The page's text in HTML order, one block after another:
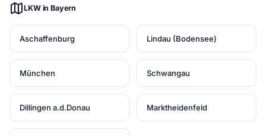
LKW in Bayern
Aschaffenburg Lindau (Bodensee)
München Schwangau
Dillingen a.d.Donau Marktheidenfeld